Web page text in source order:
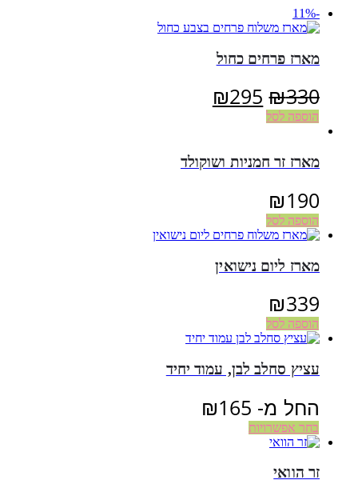
-11%
מארז פרחים כחול
₪330
המחיר
₪330.
₪295
הוא:
₪295.
הוספה לסל
מארז זר חמניות ושוקולד
₪190
הוספה לסל
מארז ליום נישואין
₪339
הוספה לסל
עציץ סחלב לבן, עמוד יחיד
החל מ- ₪165
בחר אפשרויות
זר הוואי